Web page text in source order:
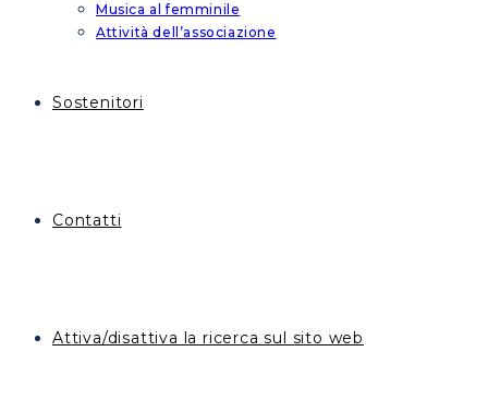
Musica al femminile
Attività dell’associazione
Sostenitori
Contatti
Attiva/disattiva la ricerca sul sito web